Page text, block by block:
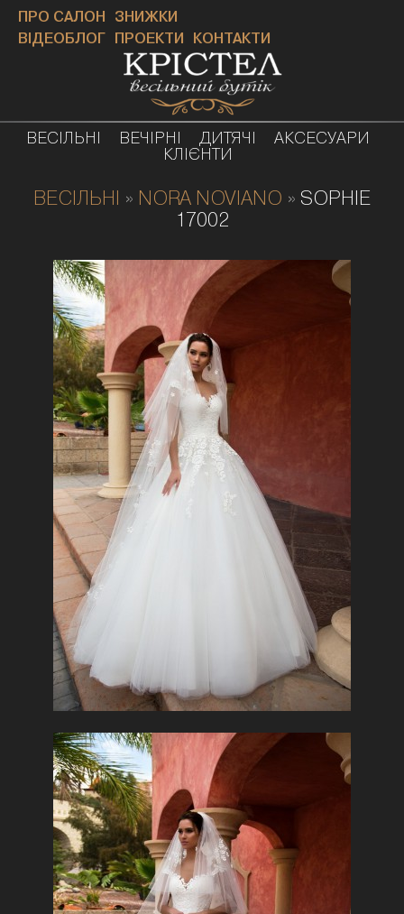
ПРО САЛОН
ЗНИЖКИ
ВІДЕОБЛОГ
ПРОЕКТИ КОНТАКТИ
ВЕСІЛЬНІ ВЕЧІРНІ ДИТЯЧІ
АКСЕСУАРИ
КЛІЄНТИ
ВЕСІЛЬНІ » NORA NOVIANO » SOPHIE
17002